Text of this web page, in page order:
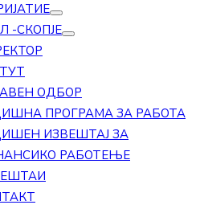
-СКОПЈЕ
ОДБОР
ПРОГРАМА ЗА РАБОТА
ИЗВЕШТАЈ ЗА
РАБОТЕЊЕ